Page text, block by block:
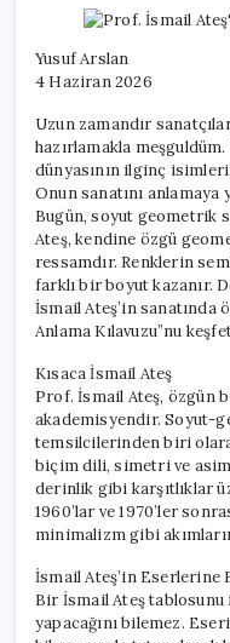
Yusuf Arslan
4 Haziran 2026
Uzun zamandır
hazırlamakla
dünyasının ilginç
Onun sanatını
Bugün, soyut geometrik
Ateş, kendine özgü
ressamdır. Renklerin
farklı bir boyut kazanır.
İsmail Ateş’in sanatında
Anlama Kılavuzu”nu
Kısaca İsmail Ateş
Prof. İsmail Ateş, özgün
akademisyendir. Soyut-
temsilcilerinden biri
biçim dili, simetri ve
derinlik gibi karşıtlıklar
1960’lar ve 1970’ler
minimalizm gibi
İsmail Ateş’in Eserlerine
Bir İsmail Ateş
yapacağını bilemez.